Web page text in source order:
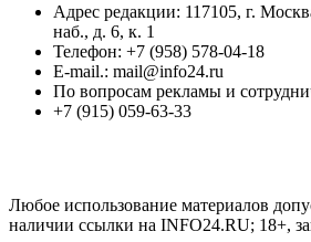
Адрес редакции: 117105, г.
наб., д. 6, к. 1
Телефон: +7 (958) 578-04-18
E-mail.: mail@info24.ru
По вопросам рекламы и
+7 (915) 059-63-33
Любое использование материалов
наличии ссылки на INFO24.RU; 18+,